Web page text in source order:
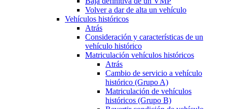
Volver a dar de alta un vehículo
Vehículos históricos
Atrás
Consideración y características de un
vehículo histórico
Matriculación vehículos históricos
Atrás
Cambio de servicio a vehículo
histórico (Grupo A)
Matriculación de vehículos
históricos (Grupo B)